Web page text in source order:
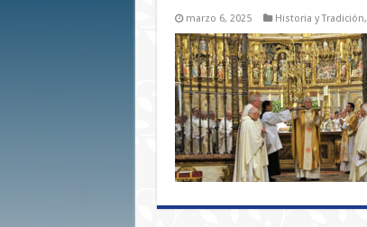
marzo 6, 2025 Historia y Tradición,